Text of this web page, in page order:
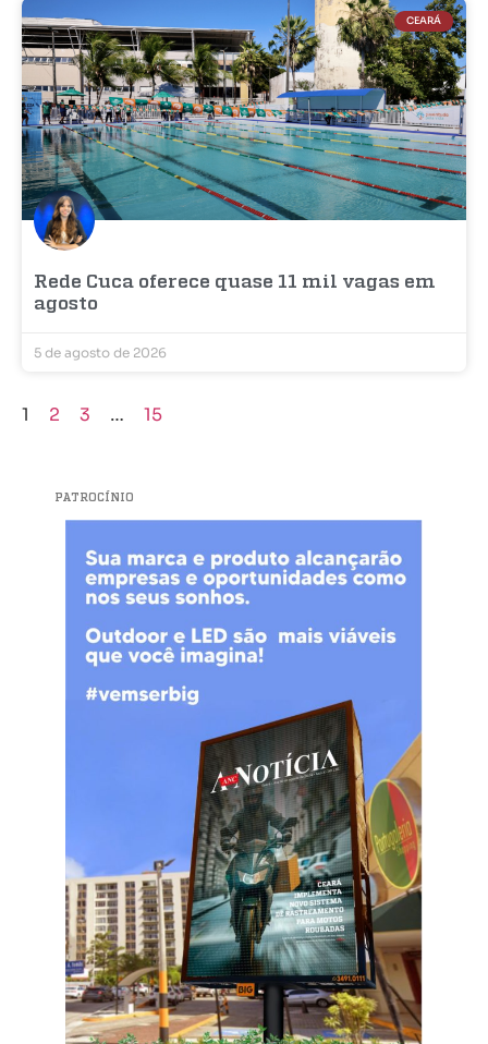
CEARÁ
Rede Cuca oferece quase 11 mil vagas em
agosto
5 de agosto de 2026
1 2 3 … 15
PATROCÍNIO